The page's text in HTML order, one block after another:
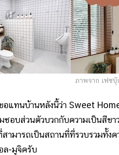
ภาพจาก เฟซ
อแทนบ้านหลังนี้ว่า Sweet
ชอบส่วนตัวบวกกับความเป็นสีข
ามารถเป็นสถานที่ที่รวบรวมทั้ง
ล-มูจิครับ